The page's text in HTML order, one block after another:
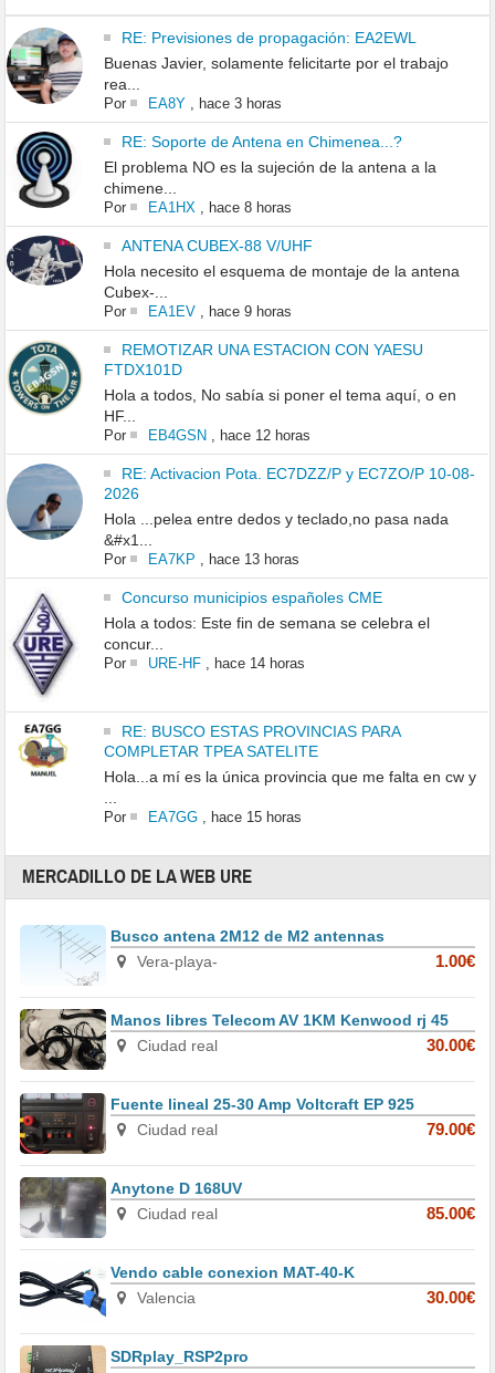
RE: Previsiones de propagación: EA2EWL
Buenas Javier, solamente felicitarte por el trabajo
rea...
Por EA8Y, hace 3 horas
RE: Soporte de Antena en Chimenea...?
El problema NO es la sujeción de la antena a la
chimene...
Por EA1HX hace 8 horas
ANTENA CUBEX-88 V/UHF
Hola necesito el esquema de montaje de la antena
Cubex-...
Por EA1EV, hace 9 horas
REMOTIZAR UNA ESTACION CON YAESU
FTDX101D
Hola a todos, No sabía si poner el tema aquí, o en
HF...
Por EB4GSN, hace 12 horas
RE: Activacion Pota. EC7DZZ/P y EC7ZO/P 10-08-
2026
Hola ...pelea entre dedos y teclado,no pasa nada
&#x1...
Por EA7KP hace 13 horas
Concurso municipios españoles CME
Hola a todos: Este fin de semana se celebra el
concur...
Por URE-HF, hace 14 horas
RE: BUSCO ESTAS PROVINCIAS PARA
COMPLETAR TPEA SATELITE
Hola...a mí es la única provincia que me falta en cw y
Por EA7GG, hace 15 horas
MERCADILLO DE LA WEB URE
Busco antena 2M12 de M2 antennas
Vera-playa-
1.00€
Manos libres Telecom AV 1KM Kenwood rj 45
Ciudad real
30.00€
Fuente lineal 25-30 Amp Voltcraft EP 925
Ciudad real
79.00€
Anytone D 168UV
Ciudad real
85.00€
Vendo cable conexion MAT-40-K
Valencia
30.00€
SDRplay_RSP2pro